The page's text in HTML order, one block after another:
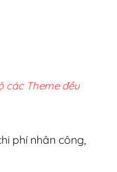
các Theme đều
phí nhân công,